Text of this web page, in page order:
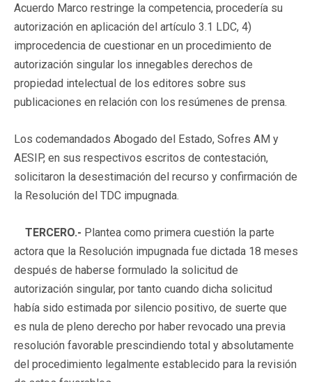
Acuerdo Marco restringe la competencia, procedería su
autorización en aplicación del artículo 3.1 LDC, 4)
improcedencia de cuestionar en un procedimiento de
autorización singular los innegables derechos de
propiedad intelectual de los editores sobre sus
publicaciones en relación con los resúmenes de prensa.
Los codemandados Abogado del Estado, Sofres AM y
AESIP, en sus respectivos escritos de contestación,
solicitaron la desestimación del recurso y confirmación de
la Resolución del TDC impugnada.
TERCERO.- Plantea como primera cuestión la parte
actora que la Resolución impugnada fue dictada 18 meses
después de haberse formulado la solicitud de
autorización singular, por tanto cuando dicha solicitud
había sido estimada por silencio positivo, de suerte que
es nula de pleno derecho por haber revocado una previa
resolución favorable prescindiendo total y absolutamente
del procedimiento legalmente establecido para la revisión